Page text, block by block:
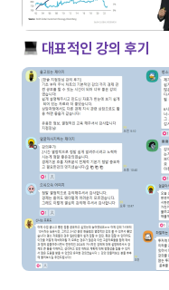
대표적인 강의 후기